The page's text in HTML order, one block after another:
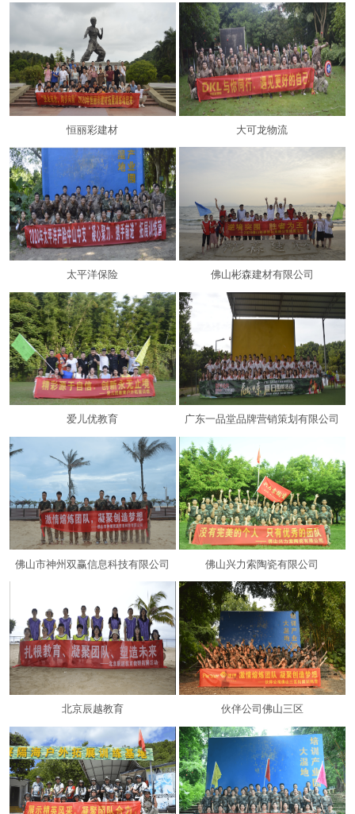
恒丽彩建材 大可龙物流
太平洋保险 佛山彬森建材有限公司
爱儿优教育 广东一品堂品牌营销策划有限公司
佛山市神州双赢信息科技有限公司 佛山兴力索陶瓷有限公司
北京辰越教育 伙伴公司佛山三区